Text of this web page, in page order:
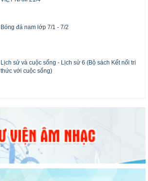
Bóng đá nam lớp 7/1 - 7/2
Lịch sử và cuộc sống - Lịch sử 6 (Bộ sách Kết nối tri
thức với cuộc sống)